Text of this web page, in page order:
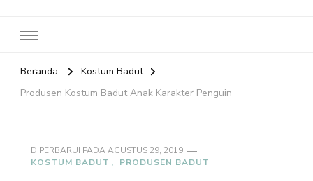
Beranda
Kostum Badut
Produsen Kostum Badut Anak Karakter Penguin
DIPERBARUI PADAAGUSTUS 29, 2019
KOSTUM BADUT
PRODUSEN BADUT